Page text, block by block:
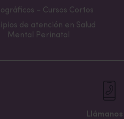
– Cursos Cortos
de atención en Salud
Mental Perinatal
Llámanos